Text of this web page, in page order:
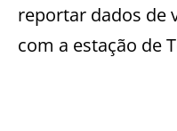
reportar dados de
com a estação de